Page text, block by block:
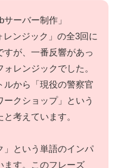
ーバー制作」
レンジック」の全3回に
すが、一番反響があっ
レンジックでした。
ルから「現役の警察官
クショップ」という
考えています。
」という単語のインパ
ます。このフレーズ